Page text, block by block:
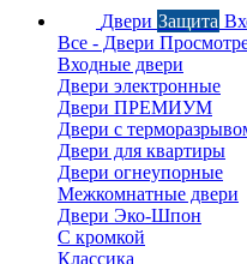
Двери Защита
Все - Двери
Входные двери
Двери электронные
Двери ПРЕМИУМ
Двери с
Двери для квартиры
Двери огнеупорные
Межкомнатные двери
Двери Эко-Шпон
С кромкой
Классика